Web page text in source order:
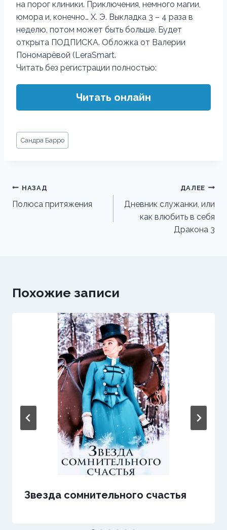
на порог клиники. Приключения, немного магии,
юмора и, конечно… Х. Э. Выкладка 3 – 4 раза в
неделю, потом может быть больше. Будет
открыта ПОДПИСКА. Обложка от Валерии
Пономарёвой (LeraSmart.
Читать без регистрации полностью:
Читать онлайн
Метки
записи:
Сандра Барро
Навигация
по
НАЗАД
Полюса притяжения
ДАЛЕЕ
Дневник служанки, или
как влюбить в себя
Дракона 3
Похожие записи
Звезда сомнительного счастья